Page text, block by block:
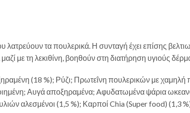
τα πουλερικά. Η συνταγή έχει επίσης
με τη λεκιθίνη, βοηθούν στη διατήρηση υγιούς
(18 %); Ρύζι; Πρωτεΐνη πουλερικών με χαμηλή
Αυγά αποξηραμένα; Aφυδατωμένα ψάρια
αλεσμένοι (1,5 %); Καρποί Chia (Super food) (1,3